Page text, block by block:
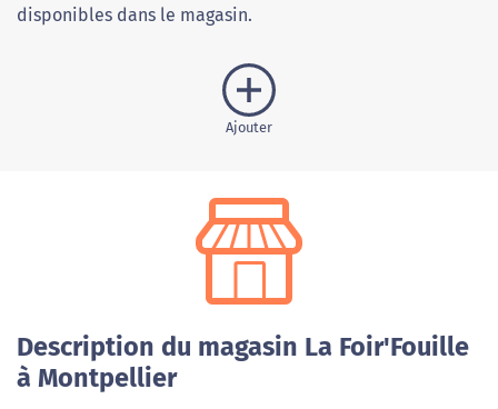
disponibles dans le magasin.
Ajouter
Description du magasin La Foir'Fouille
à Montpellier